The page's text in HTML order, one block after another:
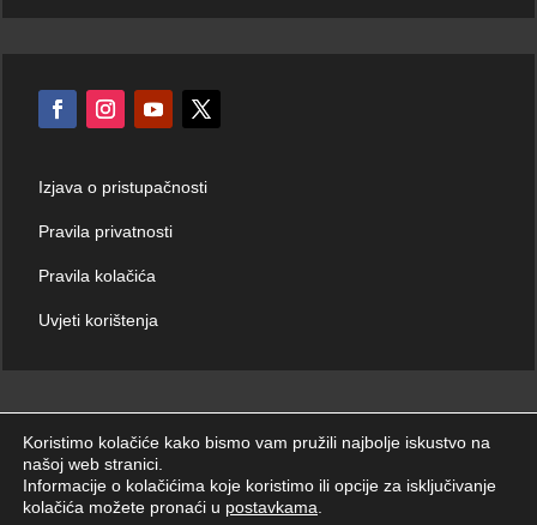
Izjava o pristupačnosti
Pravila privatnosti
Pravila kolačića
Uvjeti korištenja
© Hrvatski zavod za hitnu medicinu 2026. | Sva prava zadržana.
Koristimo kolačiće kako bismo vam pružili najbolje iskustvo na
našoj web stranici.
Informacije o kolačićima koje koristimo ili opcije za isključivanje
kolačića možete pronaći u postavkama